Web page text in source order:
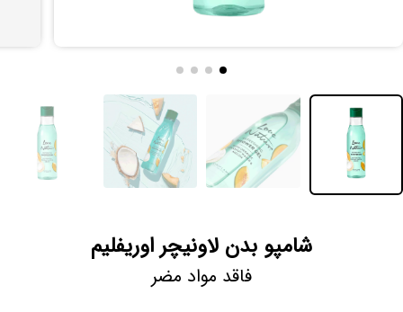
شامپو بدن لاونیچر اوریفلیم
فاقد مواد مضر